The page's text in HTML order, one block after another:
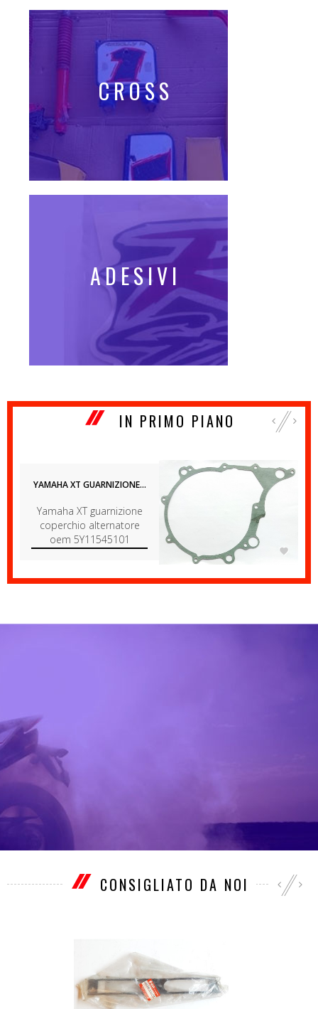
CROSS
ADESIVI
IN PRIMO PIANO

YAMAHA XT GUARNIZIONE...
Yamaha XT guarnizione
coperchio alternatore
oem 5Y11545101
CONSIGLIATO DA NOI